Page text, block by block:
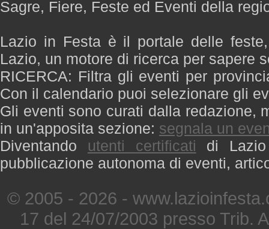
Sagre, Fiere, Feste ed Eventi della
Lazio in Festa è il portale delle
Lazio, un motore di ricerca per sapere
RICERCA: Filtra gli eventi per
Con il calendario puoi selezionare gli
Gli eventi sono curati dalla redazione,
in un'apposita sezione: segnala un
Diventando utenti certificati di
pubblicazione autonoma di eventi,
© 2005 - 2026 -
17 del 24/07/2003 presso Trib.